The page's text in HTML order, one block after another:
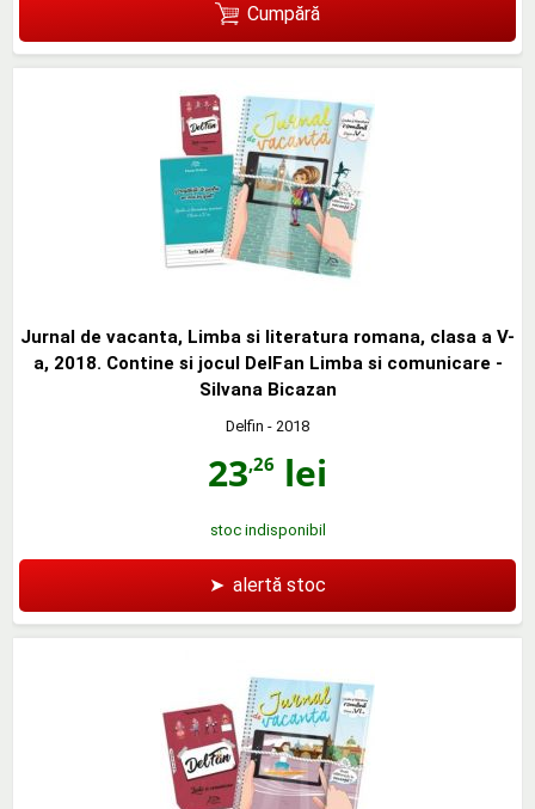
Cumpără
Jurnal de vacanta, Limba si literatura romana, clasa a V-
a, 2018. Contine si jocul DelFan Limba si comunicare -
Silvana Bicazan
Delfin - 2018
23,26 lei
stoc indisponibil
➤ alertă stoc